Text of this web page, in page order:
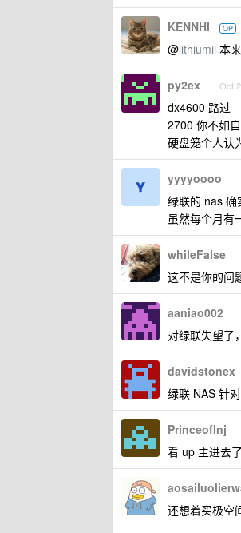
KENNHI OP
@lithiumii 本
py2ex Oct
dx4600 路过
2700 你不如
硬盘笼个人认
yyyyoooo
绿联的 nas
虽然每个月有
whileFalse
这不是你的问
aaniao002
对绿联失望了
davidstonex
绿联 NAS 针
PrinceofInj
看 up 主进去
还想着买极空